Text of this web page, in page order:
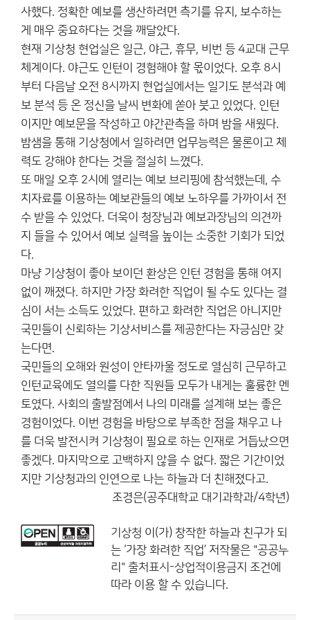
사했다. 정확한 예보를 생산하려면 측기를 유지, 보수하는
게 매우 중요하다는 것을 깨달았다.
현재 기상청 현업실은 일근, 야근, 휴무, 비번 등 4교대 근무
체계이다. 야근도 인턴이 경험해야 할 몫이었다. 오후 8시
부터 다음날 오전 8시까지 현업실에서는 일기도 분석과 예
보 분석 등 온 정신을 날씨 변화에 쏟아 붓고 있었다. 인턴
이지만 예보문을 작성하고 야간관측을 하며 밤을 새웠다.
밤샘을 통해 기상청에서 일하려면 업무능력은 물론이고 체
력도 강해야 한다는 것을 절실히 느꼈다.
또 매일 오후 2시에 열리는 예보 브리핑에 참석했는데, 수
치자료를 이용하는 예보관들의 예보 노하우를 가까이서 전
수 받을 수 있었다. 더욱이 청장님과 예보과장님의 의견까
지 들을 수 있어서 예보 실력을 높이는 소중한 기회가 되었
다.
마냥 기상청이 좋아 보이던 환상은 인턴 경험을 통해 여지
없이 깨졌다. 하지만 가장 화려한 직업이 될 수도 있다는 결
심이 서는 소득도 있었다. 편하고 화려한 직업은 아니지만
국민들이 신뢰하는 기상서비스를 제공한다는 자긍심만 갖
는다면.
국민들의 오해와 원성이 안타까울 정도로 열심히 근무하고
인턴교육에도 열의를 다한 직원들 모두가 내게는 훌륭한 멘
토였다. 사회의 출발점에서 나의 미래를 설계해 보는 좋은
경험이었다. 이번 경험을 바탕으로 부족한 점을 채우고 나
를 더욱 발전시켜 기상청이 필요로 하는 인재로 거듭났으면
좋겠다. 마지막으로 고백하지 않을 수 없다. 짧은 기간이었
지만 기상청과의 인연으로 나는 하늘과 더 친해졌다고.
조경은(공주대학교 대기과학과/4학년)
기상청 이(가) 창작한 하늘과 친구가 되
는 ‘가장 화려한 직업’ 저작물은 "공공누
리" 출처표시-상업적이용금지 조건에
따라 이용 할 수 있습니다.